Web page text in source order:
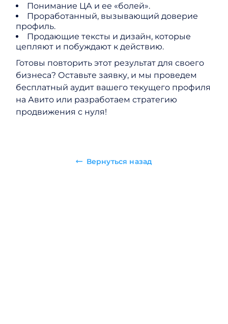
Понимание ЦА и ее «болей».
Проработанный, вызывающий доверие
профиль.
Продающие тексты и дизайн, которые
цепляют и побуждают к действию.
Готовы повторить этот результат для своего
бизнеса? Оставьте заявку, и мы проведем
бесплатный аудит вашего текущего профиля
на Авито или разработаем стратегию
продвижения с нуля!
Вернуться назад